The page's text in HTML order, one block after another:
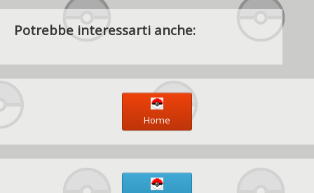
Potrebbe interessarti anche:
Home